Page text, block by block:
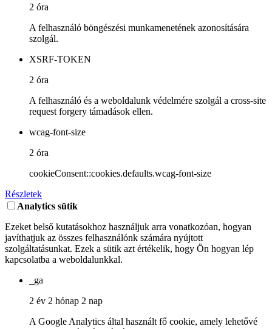
2 óra
A felhasználó böngészési munkamenetének azonosítására
szolgál.
XSRF-TOKEN
2 óra
A felhasználó és a weboldalunk védelmére szolgál a cross-site
request forgery támadások ellen.
wcag-font-size
2 óra
cookieConsent::cookies.defaults.wcag-font-size
Részletek
Analytics sütik
Ezeket belső kutatásokhoz használjuk arra vonatkozóan, hogyan
javíthatjuk az összes felhasználónk számára nyújtott
szolgáltatásunkat. Ezek a sütik azt értékelik, hogy Ön hogyan lép
kapcsolatba a weboldalunkkal.
_ga
2 év 2 hónap 2 nap
A Google Analytics által használt fő cookie, amely lehetővé